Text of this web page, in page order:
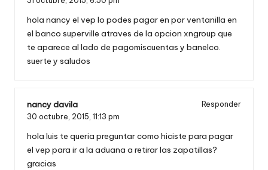
hola nancy el vep lo podes pagar en por ventanilla en
el banco superville atraves de la opcion xngroup que
te aparece al lado de pagomiscuentas y banelco.
suerte y saludos
nancy davila
Responder
30 octubre, 2015, 11:13 pm
hola luis te queria preguntar como hiciste para pagar
el vep para ir a la aduana a retirar las zapatillas?
gracias